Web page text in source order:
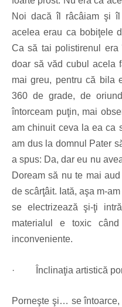
Noi dacă îl râcâiam şi îl
acelea erau ca bobiţele
Ca să tai polistirenul era
doar să văd cubul acela
mai greu, pentru că bila
360 de grade, de
întorceam puţin, mai
am chinuit ceva la ea ca
am dus la domnul Pater
a spus: Da, dar eu nu
Doream să nu te mai
de scârţâit. Iată, aşa m-
se electrizează şi-ţi
materialul e toxic
inconveniente.
· Înclinaţia artistică
Porneşte şi… se întoarce,